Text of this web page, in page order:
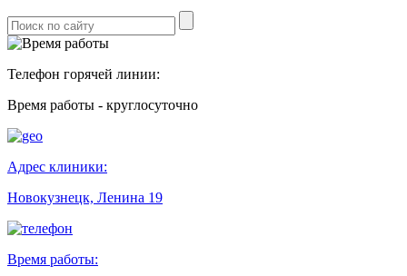
Телефон горячей линии:
Время работы - круглосуточно
Адрес клиники:
Новокузнецк, Ленина 19
Время работы: